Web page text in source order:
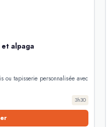
alpaga
ou tapisserie personnalisée avec
3h30